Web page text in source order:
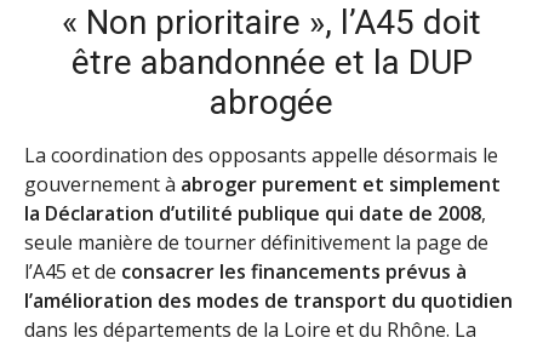
« Non prioritaire », l’A45 doit
être abandonnée et la DUP
abrogée
La coordination des opposants appelle désormais le
gouvernement à abroger purement et simplement
la Déclaration d’utilité publique qui date de 2008,
seule manière de tourner définitivement la page de
l’A45 et de consacrer les financements prévus à
l’amélioration des modes de transport du quotidien
dans les départements de la Loire et du Rhône. La